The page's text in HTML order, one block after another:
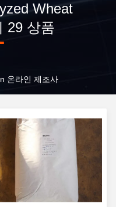
Wheat
29 상품
온라인 제조사